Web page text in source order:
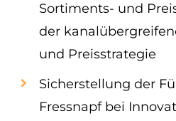
Sortiments- und
der
und Preisstrategie
Sicherstellung der
Fressnapf bei